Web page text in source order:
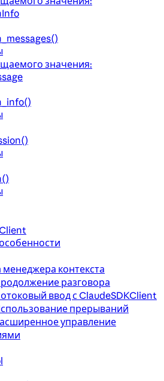
значения:
контекста
разговора
ввод с ClaudeSDKClient
прерываний
управление